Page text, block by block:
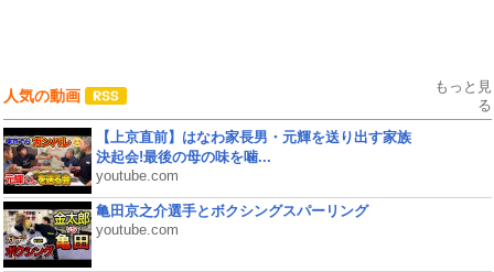
人気の動画
もっと見
る
【上京直前】はなわ家長男・元輝を送り出す家族
決起会!最後の母の味を噛...
youtube.com
亀田京之介選手とボクシングスパーリング
youtube.com